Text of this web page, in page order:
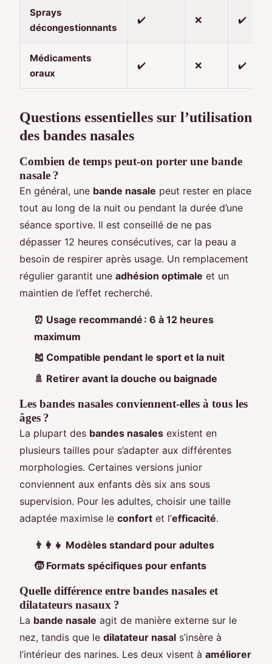
Sprays
décongestionnants
✔️ ❌ ✔️
Médicaments
oraux
✔️ ❌ ✔️
Questions essentielles sur l’utilisation
des bandes nasales
Combien de temps peut-on porter une bande
nasale ?
En général, une bande nasale peut rester en place
tout au long de la nuit ou pendant la durée d’une
séance sportive. Il est conseillé de ne pas
dépasser 12 heures consécutives, car la peau a
besoin de respirer après usage. Un remplacement
régulier garantit une adhésion optimale et un
maintien de l’effet recherché.
⏰ Usage recommandé : 6 à 12 heures
maximum
🎽 Compatible pendant le sport et la nuit
🚿 Retirer avant la douche ou baignade
Les bandes nasales conviennent-elles à tous les
âges ?
La plupart des bandes nasales existent en
plusieurs tailles pour s’adapter aux différentes
morphologies. Certaines versions junior
conviennent aux enfants dès six ans sous
supervision. Pour les adultes, choisir une taille
adaptée maximise le confort et l’efficacité.
👨‍👩‍👧 Modèles standard pour adultes
🧒 Formats spécifiques pour enfants
Quelle différence entre bandes nasales et
dilatateurs nasaux ?
La bande nasale agit de manière externe sur le
nez, tandis que le dilatateur nasal s’insère à
l’intérieur des narines. Les deux visent à améliorer